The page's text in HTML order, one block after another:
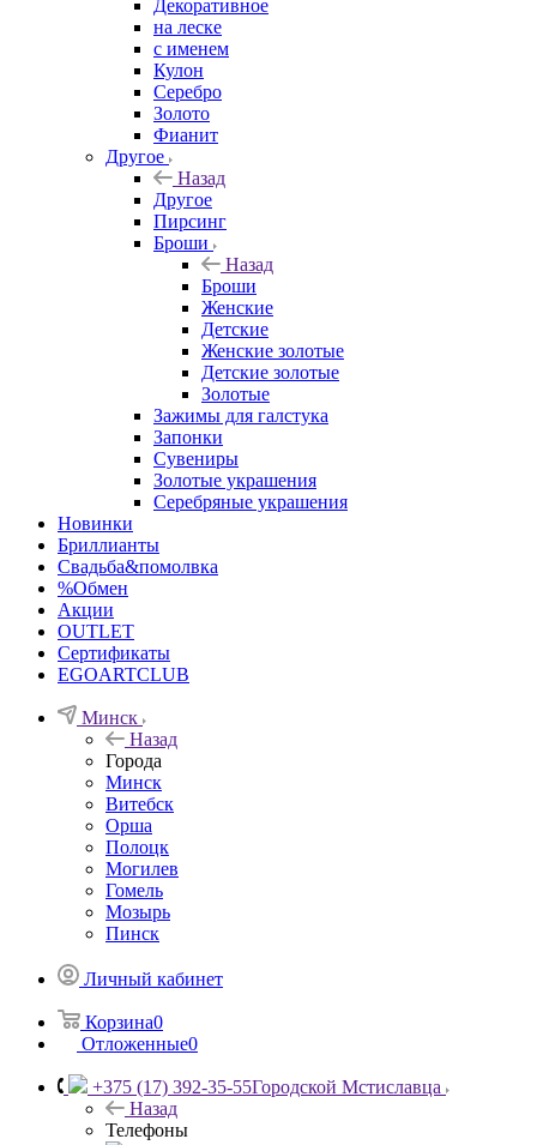
Декоративное
на леске
с именем
Кулон
Серебро
Золото
Фианит
Другое
Назад
Другое
Пирсинг
Броши
Назад
Броши
Женские
Детские
Женские золотые
Детские золотые
Золотые
Зажимы для галстука
Запонки
Сувениры
Золотые украшения
Серебряные украшения
Новинки
Бриллианты
Свадьба&помолвка
%Обмен
Акции
OUTLET
Сертификаты
EGOARTCLUB
Минск
Назад
Города
Минск
Витебск
Орша
Полоцк
Могилев
Гомель
Мозырь
Пинск
Личный кабинет
Корзина0
Отложенные0
+375 (17) 392-35-55Городской Мстиславца
Назад
Телефоны